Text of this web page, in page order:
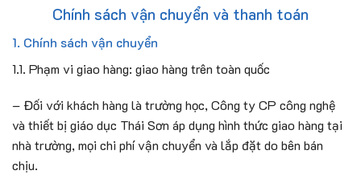
Chính sách vận chuyển và thanh toán
1. Chính sách vận chuyển
1.1. Phạm vi giao hàng: giao hàng trên toàn quốc
– Đối với khách hàng là trường học, Công ty CP công nghệ
và thiết bị giáo dục Thái Sơn áp dụng hình thức giao hàng tại
nhà trường, mọi chi phí vận chuyển và lắp đặt do bên bán
chịu.